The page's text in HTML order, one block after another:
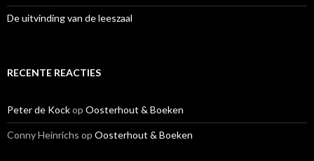
De uitvinding van de leeszaal
RECENTE REACTIES
Peter de Kockop Oosterhout & Boeken
Conny Heinrichs op Oosterhout & Boeken